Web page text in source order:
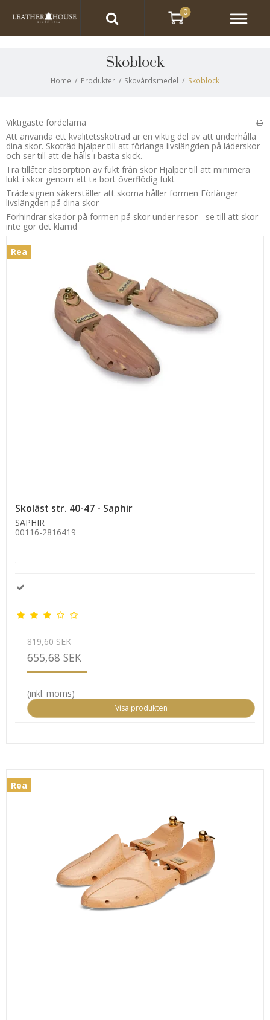
Skoblock
Home / Produkter / Skovårdsmedel / Skoblock
Viktigaste fördelarna
Att använda ett kvalitetsskoträd är en viktig del av att underhålla
dina skor. Skoträd hjälper till att förlänga livslängden på läderskor
och ser till att de hålls i bästa skick.
Trä tillåter absorption av fukt från skor Hjälper till att minimera
lukt i skor genom att ta bort överflödig fukt
Trädesignen säkerställer att skorna håller formen Förlänger
livslängden på dina skor
Förhindrar skador på formen på skor under resor - se till att skor
inte gör det klämd
Rea
Skoläst str. 40-47 - Saphir
SAPHIR
00116-2816419
.
819,60 SEK
655,68 SEK
(inkl. moms)
Visa produkten
Rea
0